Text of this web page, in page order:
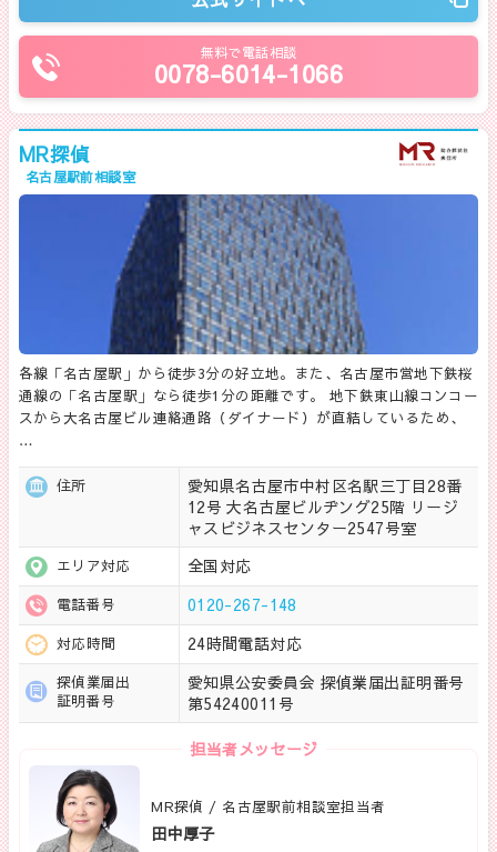
無料で電話相談
0078-6014-1066
MR探偵
名古屋駅前相談室
各線「名古屋駅」から徒歩3分の好立地。また、名古屋市営地下鉄桜
通線の「名古屋駅」なら徒歩1分の距離です。 地下鉄東山線コンコー
スから大名古屋ビル連絡通路（ダイナード）が直結しているため、
…
住所
愛知県名古屋市中村区名駅三丁目28番
12号 大名古屋ビルヂング25階 リージ
ャスビジネスセンター2547号室
エリア対応 全国対応
電話番号 0120-267-148
対応時間 24時間電話対応
探偵業届出
証明番号
愛知県公安委員会 探偵業届出証明番号
第54240011号
担当者メッセージ
MR探偵 / 名古屋駅前相談室担当者
田中厚子